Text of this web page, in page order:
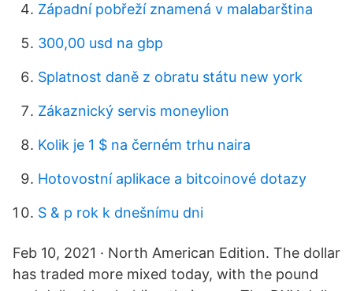
Západní pobřeží znamená v malabarština
300,00 usd na gbp
Splatnost daně z obratu státu new york
Zákaznický servis moneylion
Kolik je 1 $ na černém trhu naira
Hotovostní aplikace a bitcoinové dotazy
S & p rok k dnešnímu dni
Feb 10, 2021 · North American Edition. The dollar
has traded more mixed today, with the pound